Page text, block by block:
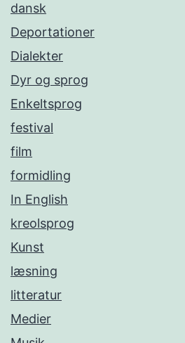
dansk
Deportationer
Dialekter
Dyr og sprog
Enkeltsprog
festival
film
formidling
In English
kreolsprog
Kunst
læsning
litteratur
Medier